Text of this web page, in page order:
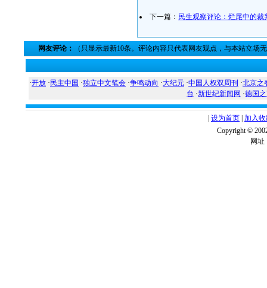
下一篇： 民生观察评论：烂尾中的裁
网友评论： （只显示最新10条。评论内容只代表网友观点，与本站立场
·开放 · 民主中国 ·独立中文笔会 ·争鸣动向 ·大纪元 ·中国人权双周刊 ·北京之
台 ·新世纪新闻网 ·德国
设为首页 加入
Copyright ©
网址